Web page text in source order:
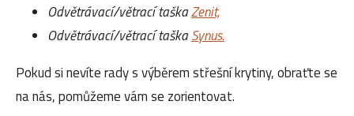
Odvětrávací/větrací taškaZenit,
Odvětrávací/větrací taškaSynus.
Pokud si nevíte rady s výběrem střešní krytiny, obraťte se
na nás, pomůžeme vám se zorientovat.